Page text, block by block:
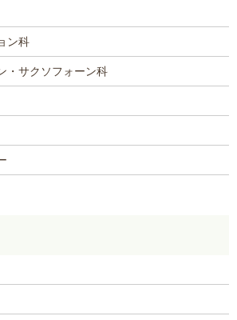
ン科
・サクソフォーン科